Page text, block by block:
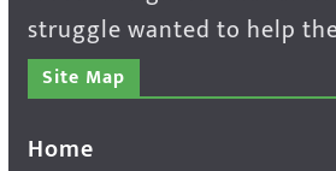
struggle wanted to help
Site Map
Home